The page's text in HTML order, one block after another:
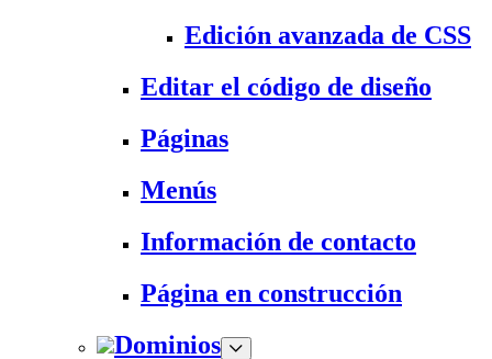
Edición avanzada de CSS
Editar el código de diseño
Páginas
Menús
Información de contacto
Página en construcción
Dominios